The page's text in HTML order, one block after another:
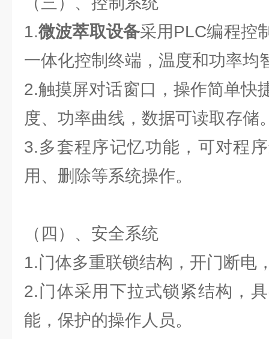
1.微波萃取设备采用PLC编程控
一体化控制终端，温度和功率均
2.触摸屏对话窗口，操作简单快
度、功率曲线，数据可读取存储
3.多套程序记忆功能，可对程
用、删除等系统操作。
（四）、安全系统
1.门体多重联锁结构，开门断电
2.门体采用下拉式锁紧结构，
能，保护的操作人员。